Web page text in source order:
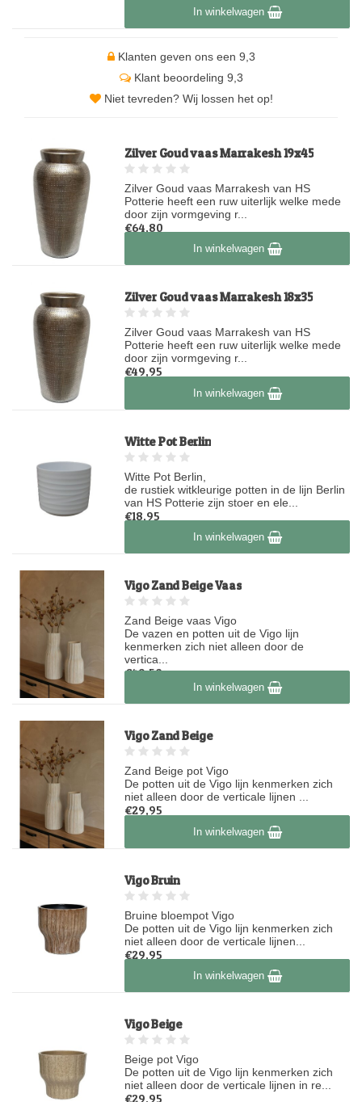
Op voorraadIn winkelwagen
Klanten geven ons een 9,3
Klant beoordeling 9,3
Niet tevreden? Wij lossen het op!
Zilver Goud vaas Marrakesh 19x45
Zilver Goud vaas Marrakesh van HS
Potterie heeft een ruw uiterlijk welke mede
door zijn vormgeving r...
€64,80
Op voorraadIn winkelwagen
Zilver Goud vaas Marrakesh 18x35
Zilver Goud vaas Marrakesh van HS
Potterie heeft een ruw uiterlijk welke mede
door zijn vormgeving r...
€49,95
Op voorraadIn winkelwagen
Witte Pot Berlin
Witte Pot Berlin,
de rustiek witkleurige potten in de lijn Berlin
van HS Potterie zijn stoer en ele...
€18,95
Op voorraadIn winkelwagen
Vigo Zand Beige Vaas
Zand Beige vaas Vigo
De vazen en potten uit de Vigo lijn
kenmerken zich niet alleen door de
vertica...
€49,50
Op voorraadIn winkelwagen
Vigo Zand Beige
Zand Beige pot Vigo
De potten uit de Vigo lijn kenmerken zich
niet alleen door de verticale lijnen ...
€29,95
Op voorraadIn winkelwagen
Vigo Bruin
Bruine bloempot Vigo
De potten uit de Vigo lijn kenmerken zich
niet alleen door de verticale lijnen...
€29,95
Op voorraadIn winkelwagen
Vigo Beige
Beige pot Vigo
De potten uit de Vigo lijn kenmerken zich
niet alleen door de verticale lijnen in re...
€29,95